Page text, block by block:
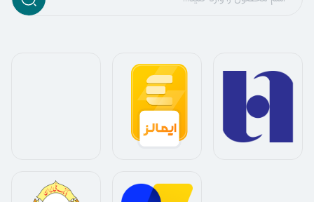
استفاده کنید تا حس خوبی را تجربه کنید. شما می توانید درجه
در قسمت های مختلف بدن استفاده کنید: پشت، شانه ها،
معده، ران ها، پاها برای بهبود گردش خون و تنش عضلانی.